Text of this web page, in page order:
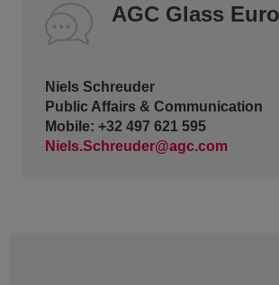
AGC Glass
Niels Schreuder
Public Affairs & Communication
Mobile: +32 497 621 595
Niels.Schreuder@agc.com